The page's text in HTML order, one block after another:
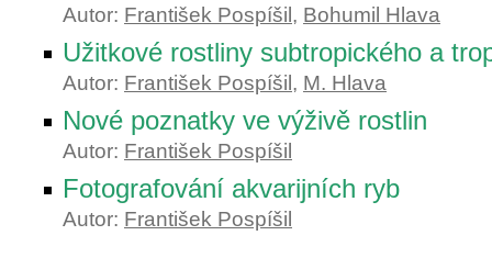
Autor: František Pospíšil , Bohumil Hlava
Užitkové rostliny subtropického a
Autor: František Pospíšil , M. Hlava
Nové poznatky ve výživě rostlin
Autor: František Pospíšil
Fotografování akvarijních ryb
Autor: František Pospíšil